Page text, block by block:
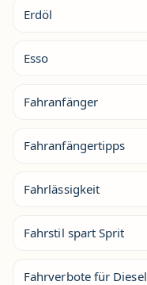
Erdöl
Esso
Fahranfänger
Fahranfängertipps
Fahrlässigkeit
Fahrstil spart Sprit
Fahrverbote für Diesel